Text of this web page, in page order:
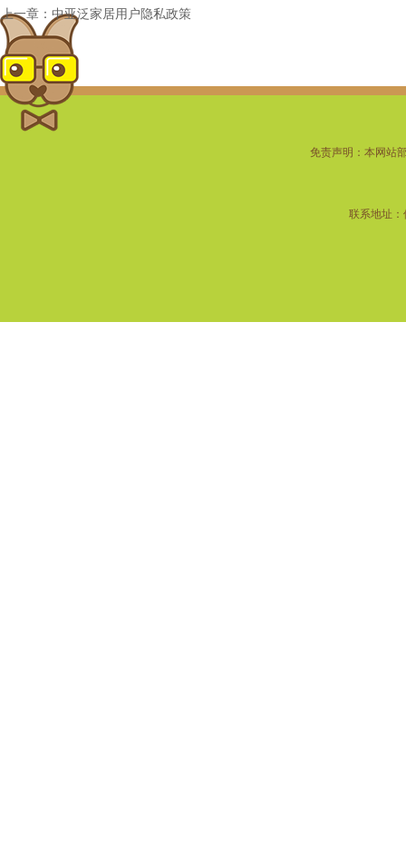
上一章：中亚泛家居用户隐私政策
免责声明：本网站
联系地址